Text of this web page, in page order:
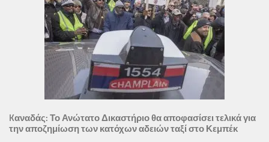
Kαναδάς: Το Ανώτατο Δικαστήριο θα αποφασίσει τελικά για
την αποζημίωση των κατόχων αδειών ταξί στο Κεμπέκ